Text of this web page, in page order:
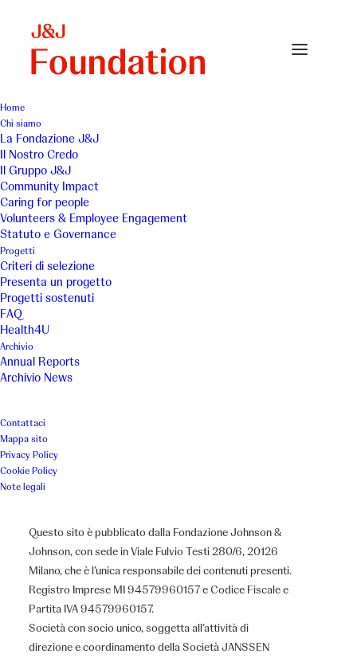
Home
Chi siamo
La Fondazione J&J
Il Nostro Credo
Il Gruppo J&J
Community Impact
Caring for people
Volunteers & Employee Engagement
Statuto e Governance
Progetti
Criteri di selezione
Presenta un progetto
Progetti sostenuti
FAQ
Health4U
Archivio
Annual Reports
Archivio News
Contattaci
Mappa sito
Privacy Policy
Cookie Policy
Note legali
Questo sito è pubblicato dalla Fondazione Johnson &
Johnson, con sede in Viale Fulvio Testi 280/6, 20126
Milano, che è l’unica responsabile dei contenuti presenti.
Registro Imprese MI 94579960157 e Codice Fiscale e
Partita IVA 94579960157.
Società con socio unico, soggetta all’attività di
direzione e coordinamento della Società JANSSEN
Istituto per il raggiungimento del potenziale umano Europa
irpue